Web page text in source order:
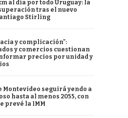
al día por todo Uruguay: la
tras el nuevo
Stirling
y complicación":
y comercios cuestionan
precios por unidad y
Montevideo seguirá yendo a
hasta al menos 2055, con
prevé la IMM